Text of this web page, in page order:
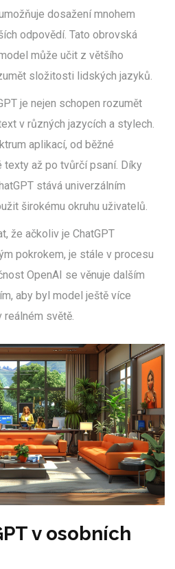
dosažení mnohem
odpovědí. Tato obrovská
může učit z většího
složitosti lidských jazyků.
je nejen schopen rozumět
v různých jazycích a stylech.
aplikací, od běžné
až po tvůrčí psaní. Díky
stává univerzálním
širokému okruhu uživatelů.
že ačkoliv je ChatGPT
pokrokem, je stále v procesu
OpenAI se věnuje dalším
aby byl model ještě více
reálném světě.
v osobních